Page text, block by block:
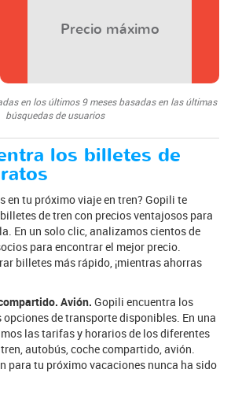
Precio máximo
en los últimos 9 meses basadas en las últimas
búsquedas de usuarios
los billetes de
en tu próximo viaje en tren? Gopili te
de tren con precios ventajosos para
En un solo clic, analizamos cientos de
para encontrar el mejor precio.
billetes más rápido, ¡mientras ahorras
Avión. Gopili encuentra los
de transporte disponibles. En una
las tarifas y horarios de los diferentes
autobús, coche compartido, avión.
para tu próximo vacaciones nunca ha sido